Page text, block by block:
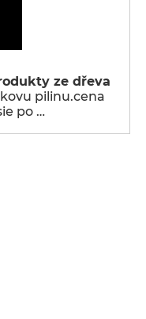
ze dřeva
pilinu.cena
po …